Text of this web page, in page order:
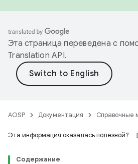
Эта страница переведена с
Translation API.
AOSP Документация Справочные
Эта информация оказалась полезной?
Содержание